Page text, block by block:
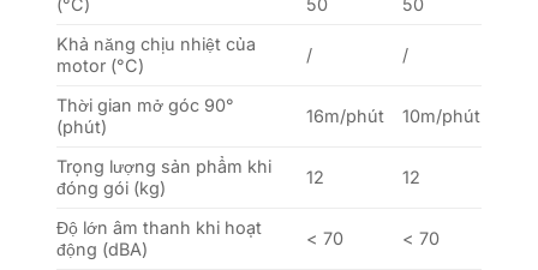
Khả năng chịu nhiệt của
motor (°C)
/ /
Thời gian mở góc 90°
(phút)
16m/phút 10m/phút
Trọng lượng sản phẩm khi
đóng gói (kg)
12 12
Độ lớn âm thanh khi hoạt
động (dBA)
< 70 < 70